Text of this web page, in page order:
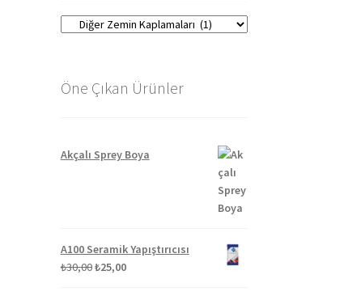
Öne Çıkan Ürünler
Akçalı Sprey Boya
A100 Seramik Yapıştırıcısı
₺30,00Orijinal
₺25,00Şu